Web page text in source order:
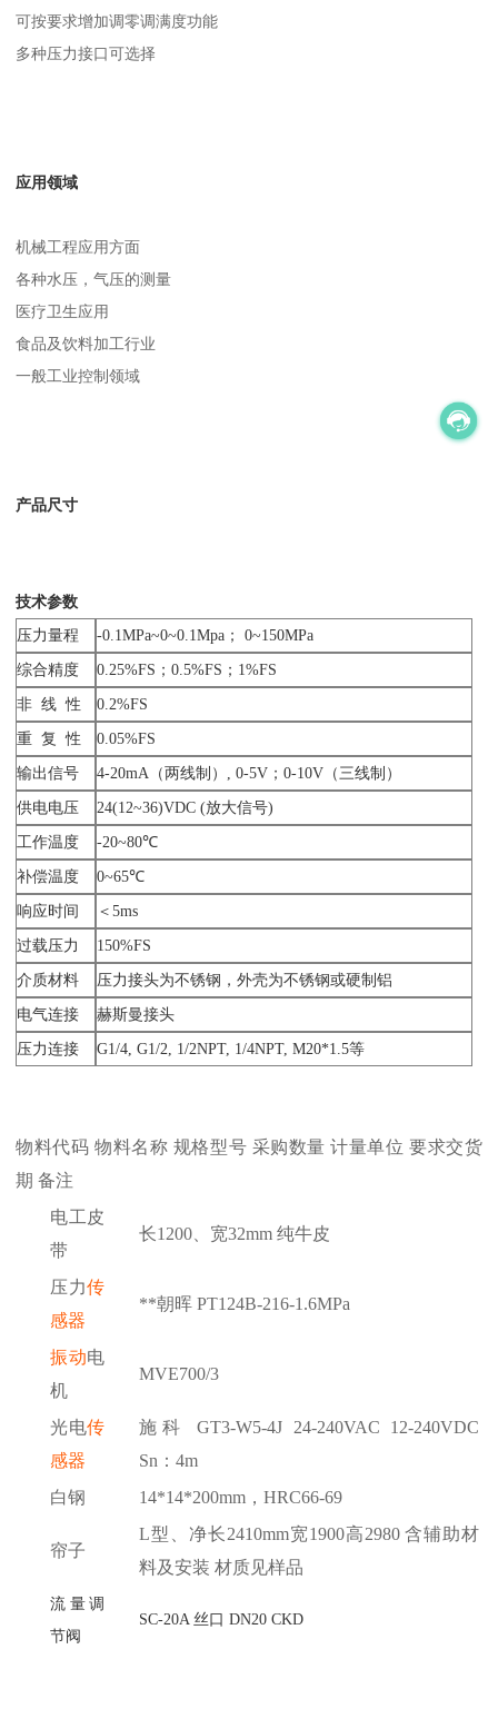
可按要求增加调零调满度功能
多种压力接口可选择
应用领域
机械工程应用方面
各种水压，气压的测量
医疗卫生应用
食品及饮料加工行业
一般工业控制领域
产品尺寸
技术参数
压力量程
-0.1MPa~0~0.1Mpa； 0~150MPa
综合精度
0.25%FS；0.5%FS；1%FS
非 线 性
0.2%FS
重 复 性
0.05%FS
输出信号
4-20mA（两线制）, 0-5V；0-10V（三线制）
供电电压
24(12~36)VDC (放大信号)
工作温度
-20~80℃
补偿温度
0~65℃
响应时间
＜5ms
过载压力
150%FS
介质材料
压力接头为不锈钢，外壳为不锈钢或硬制铝
电气连接
赫斯曼接头
压力连接
G1/4, G1/2, 1/2NPT, 1/4NPT, M20*1.5等
物料代码 物料名称 规格型号 采购数量 计量单位 要求交货
期 备注
电工皮
带
长1200、宽32mm 纯牛皮
压力传
感器
**朝晖 PT124B-216-1.6MPa
振动电
机
MVE700/3
光电传
感器
施科
GT3-W5-4J 24-240VAC 12-240VDC
Sn：4m
白钢
14*14*200mm，HRC66-69
帘子
L型、净长2410mm宽1900高2980 含辅助材
料及安装 材质见样品
流量调
节阀
SC-20A 丝口 DN20 CKD